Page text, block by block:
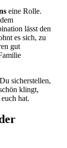
eine Rolle.
lässt den
es sich, zu
gut
sicherstellen,
klingt,
hat.